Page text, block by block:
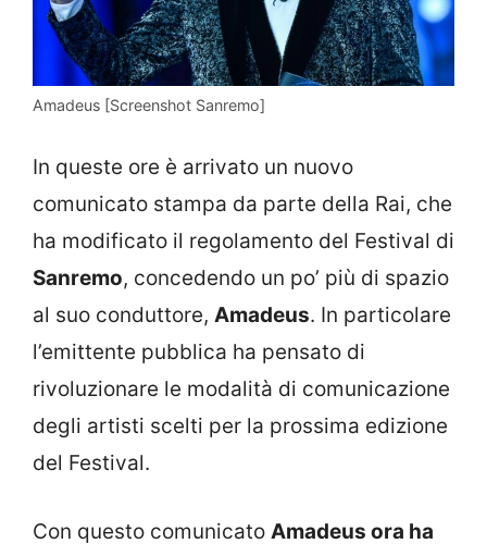
Amadeus [Screenshot Sanremo]
In queste ore è arrivato un nuovo
comunicato stampa da parte della Rai, che
ha modificato il regolamento del Festival di
Sanremo, concedendo un po’ più di spazio
al suo conduttore, Amadeus. In particolare
l’emittente pubblica ha pensato di
rivoluzionare le modalità di comunicazione
degli artisti scelti per la prossima edizione
del Festival.
Con questo comunicato Amadeus ora ha